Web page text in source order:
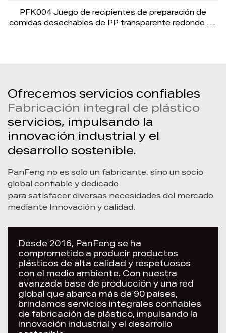
PFK004 Juego de recipientes de preparación de
comidas desechables de PP transparente redondo de
Ofrecemos servicios confiables
Fabricación integral de plástico
servicios, impulsando la
innovación industrial y el
desarrollo sostenible.
PanFeng no es solo un fabricante, sino un socio
global confiable y dedicado
para satisfacer diversas necesidades del mercado
mediante Innovación y calidad.
Desde 2016, PanFeng se ha
comprometido a producir productos
plásticos de alta calidad y respetuosos
con el medio ambiente. Con nuestra
avanzada base de producción y una red
global que abarca más de 90 países,
brindamos servicios integrales confiables
de fabricación de plástico, impulsando la
innovación industrial y el desarrollo